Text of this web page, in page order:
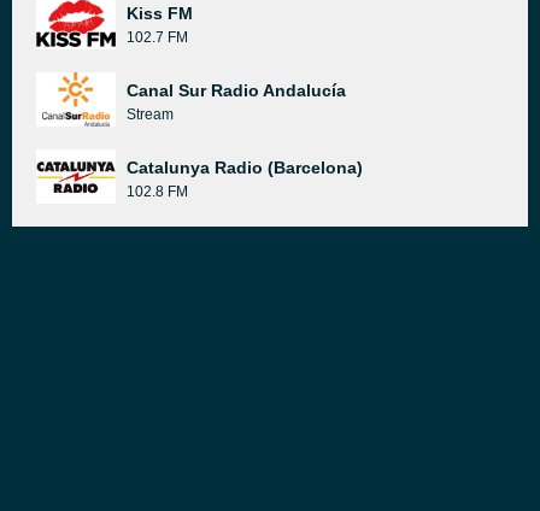
Kiss FM
102.7 FM
Canal Sur Radio Andalucía
Stream
Catalunya Radio (Barcelona)
102.8 FM